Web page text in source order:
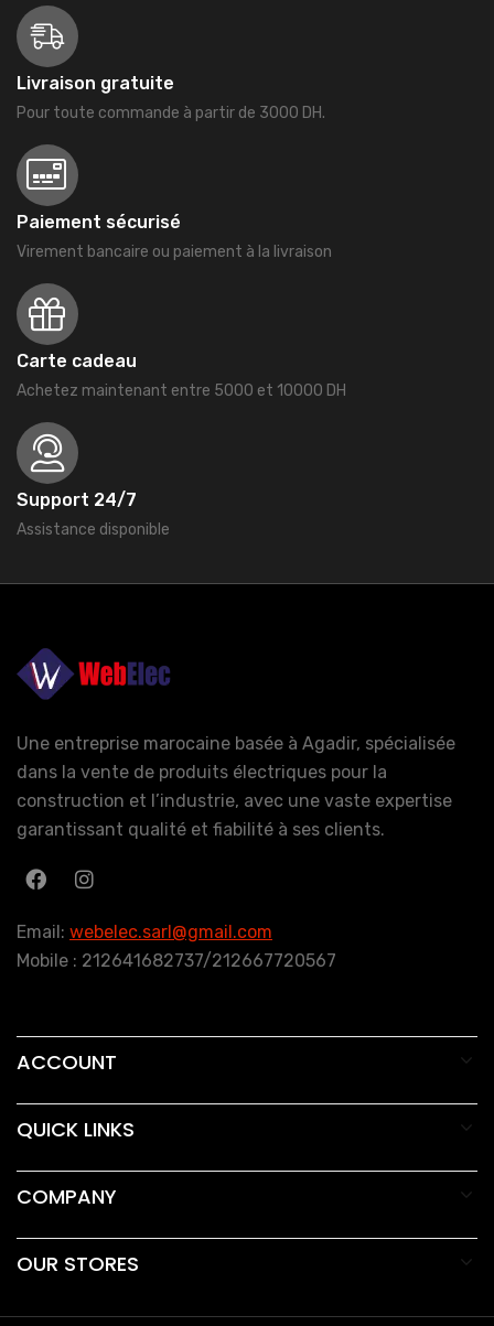
Livraison gratuite
Pour toute commande à partir de 3000 DH.
Paiement sécurisé
Virement bancaire ou paiement à la livraison
Carte cadeau
Achetez maintenant entre 5000 et 10000 DH
Support 24/7
Assistance disponible
Une entreprise marocaine basée à Agadir, spécialisée
dans la vente de produits électriques pour la
construction et l’industrie, avec une vaste expertise
garantissant qualité et fiabilité à ses clients.
Email: webelec.sarl@gmail.com
Mobile : 212641682737/212667720567
ACCOUNT
QUICK LINKS
COMPANY
OUR STORES